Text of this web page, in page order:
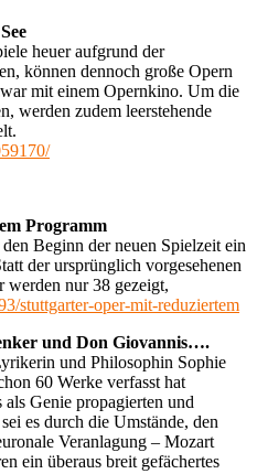
heuer aufgrund der
können dennoch große Opern
mit einem Opernkino. Um die
werden zudem leerstehende
Programm
Beginn der neuen Spielzeit ein
der ursprünglich vorgesehenen
werden nur 38 gezeigt,
stuttgarter-oper-mit-reduziertem
und Don Giovannis….
und Philosophin Sophie
60 Werke verfasst hat
Genie propagierten und
es durch die Umstände, den
Veranlagung – Mozart
ein überaus breit gefächertes